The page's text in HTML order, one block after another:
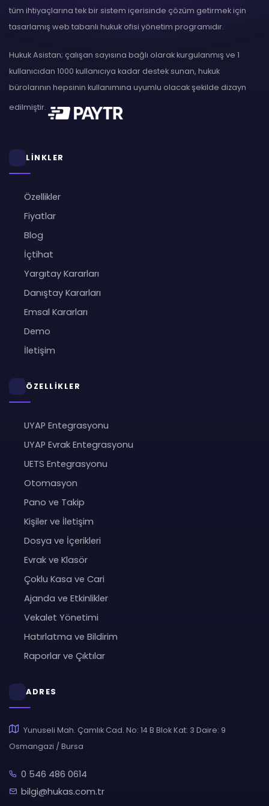
tüm ihtiyaçlarına tek bir sistem içerisinde çözüm getirmek için
tasarlamış web tabanlı hukuk ofisi yönetim programıdır.
Hukuk Asistan; çalışan sayısına bağlı olarak kurgulanmış ve 1
kullanıcıdan 1000 kullanıcıya kadar destek sunan, hukuk
bürolarının hepsinin kullanımına uyumlu olacak şekilde dizayn
edilmiştir.
LİNKLER
Özellikler
Fiyatlar
Blog
İçtihat
Yargıtay Kararları
Danıştay Kararları
Emsal Kararları
Demo
İletişim
ÖZELLİKLER
UYAP Entegrasyonu
UYAP Evrak Entegrasyonu
UETS Entegrasyonu
Otomasyon
Pano ve Takip
Kişiler ve İletişim
Dosya ve İçerikleri
Evrak ve Klasör
Çoklu Kasa ve Cari
Ajanda ve Etkinlikler
Vekalet Yönetimi
Hatırlatma ve Bildirim
Raporlar ve Çıktılar
ADRES
Yunuseli Mah. Çamlık Cad. No: 14 B Blok Kat: 3 Daire: 9
Osmangazi / Bursa
0 546 486 0614
bilgi@hukas.com.tr